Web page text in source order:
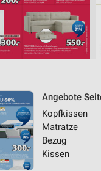
Angebote
Kopfkissen
Matratze
Bezug
Kissen
der Angebote
Daten zur Auswahl
angeforderten